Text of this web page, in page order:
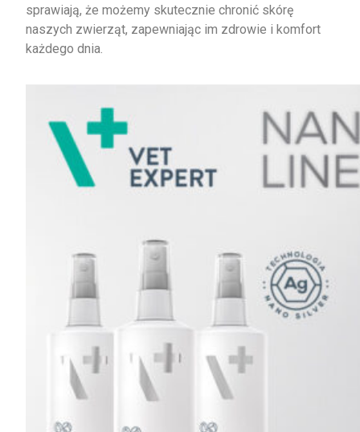
sprawiają, że możemy skutecznie chronić skórę
naszych zwierząt, zapewniając im zdrowie i komfort
każdego dnia.